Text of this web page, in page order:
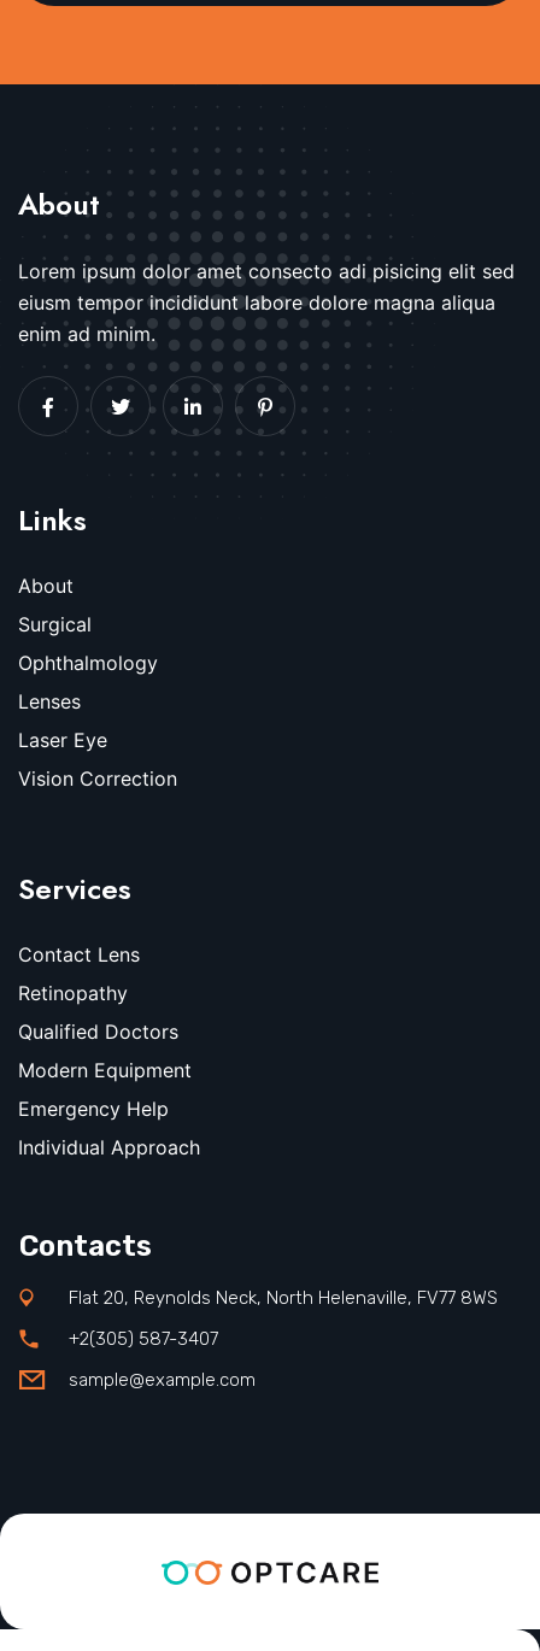
About
Lorem ipsum dolor amet consecto adi pisicing elit sed
eiusm tempor incididunt labore dolore magna aliqua
enim ad minim.
Links
About
Surgical
Ophthalmology
Lenses
Laser Eye
Vision Correction
Services
Contact Lens
Retinopathy
Qualified Doctors
Modern Equipment
Emergency Help
Individual Approach
Contacts
Flat 20, Reynolds Neck, North Helenaville, FV77 8WS
+2(305) 587-3407
sample@example.com